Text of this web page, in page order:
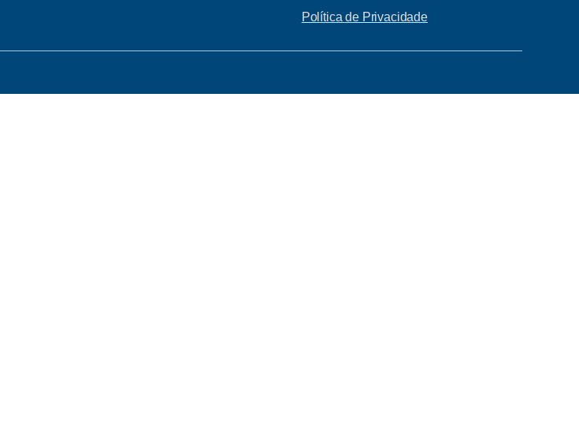
Política de Privacidade